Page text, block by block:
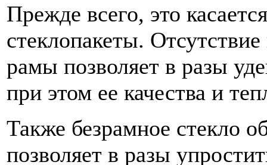
Прежде всего, это
стеклопакеты.
рамы позволяет в разы
при этом ее качества и
Также безрамное стекло
позволяет в разы